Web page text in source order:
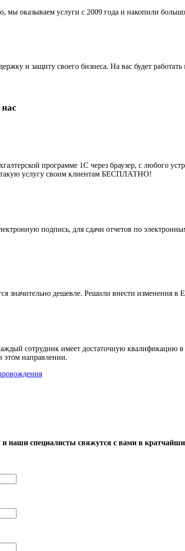
оказываем услуги с 2009 года и накопили
и защиту своего бизнеса. На вас будет
программе 1С через браузер, с любого
такую услугу своим клиентам БЕСПЛАТНО!
подпись, для сдачи отчетов по
значительно дешевле. Решили внести изменения
сотрудник имеет достаточную квалификацию
направлении.
и наши специалисты свяжутся с вами в